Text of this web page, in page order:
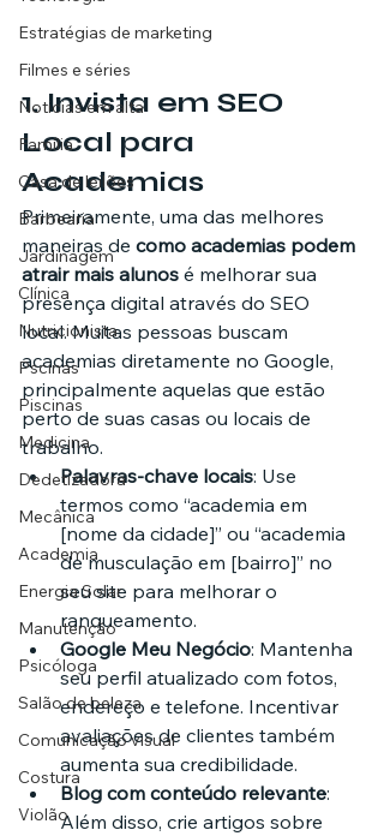
Estratégias de marketing
Filmes e séries
Noticias em alta
Família
Casa de leilões
Barbearia
Jardinagem
Clínica
Nutricionista
Pscinas
Piscinas
Medicina
Dedetizadora
Mecânica
Academia
Energia Solar
Manutenção
Psicóloga
Salão de beleza
Comunicação visual
Costura
Violão
1. Invista em SEO
Local para
Academias
Primeiramente, uma das melhores
maneiras de como academias podem
atrair mais alunos é melhorar sua
presença digital através do SEO
local. Muitas pessoas buscam
academias diretamente no Google,
principalmente aquelas que estão
perto de suas casas ou locais de
trabalho.
Palavras-chave locais: Use
termos como “academia em
[nome da cidade]” ou “academia
de musculação em [bairro]” no
seu site para melhorar o
ranqueamento.
Google Meu Negócio: Mantenha
seu perfil atualizado com fotos,
endereço e telefone. Incentivar
avaliações de clientes também
aumenta sua credibilidade.
Blog com conteúdo relevante:
Além disso, crie artigos sobre